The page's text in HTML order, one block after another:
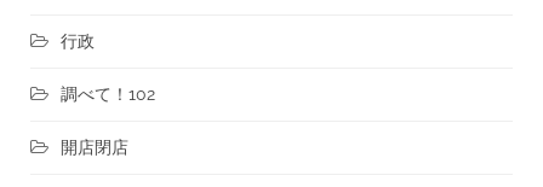
行政
調べて！102
開店閉店